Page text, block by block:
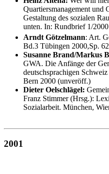
Quartiersmanagement und
Gestaltung des sozialen
unten. In: Rundbrief 1/2000
Arndt Götzelmann: Art.
Bd.3 Tübingen 2000,Sp.
Susanne Brand/Markus
GWA. Die Anfänge der
deutschsprachigen
Bern 2000 (unveröff.)
Dieter Oelschlägel:
Franz Stimmer (Hrsg.):
Sozialarbeit. München,
2001